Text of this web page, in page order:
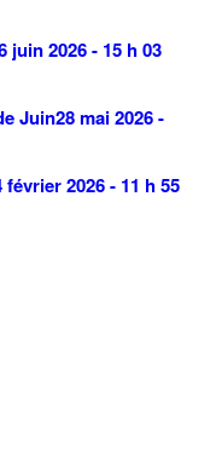
juin 2026 - 15 h 03
Juin28 mai 2026 -
février 2026 - 11 h 55